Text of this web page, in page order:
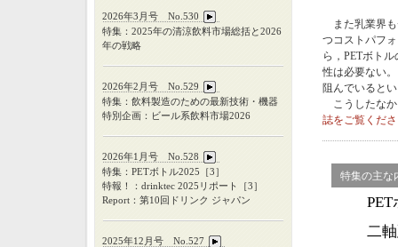
また乳業界も
つコストパフ
ら，PETボト
性は必要ない
阻んでいると
こうしたなか
誌をご覧くだ
特集の主な
二
2026年3月号 No.530
特集：2025年の清涼飲料市場総括と2026
年の戦略
2026年2月号 No.529
特集：飲料製造のための最新技術・機器
特別企画：ビール系飲料市場2026
2026年1月号 No.528
特集：PETボトル2025［3］
特報！：drinktec 2025リポート［3］
Report：第10回ドリンク ジャパン
2025年12月号 No.527